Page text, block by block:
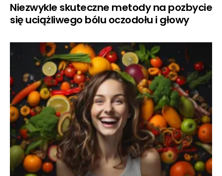
Niezwykle skuteczne metody na pozbycie
się uciążliwego bólu oczodołu i głowy